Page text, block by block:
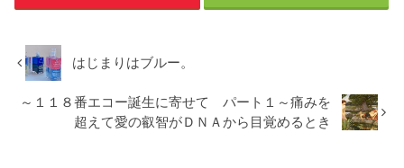
はじまりはブルー。
～１１８番エコー誕生に寄せて パート１～痛みを
超えて愛の叡智がＤＮＡから目覚めるとき